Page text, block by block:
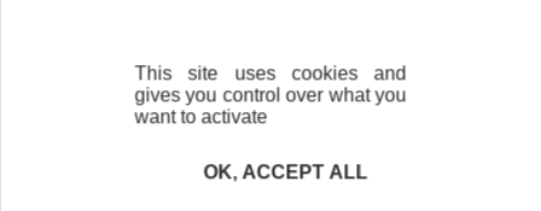
Trouvez à qui vous adresser
Créateurs, repreneurs, vos interlocuteurs en
This site uses cookies and
gives you control over what you
want to activate
OK, ACCEPT ALL